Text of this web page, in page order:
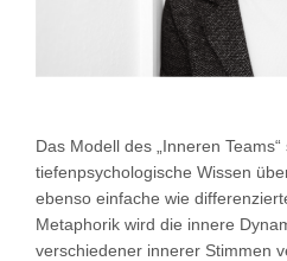
Das Modell des „Inneren
tiefenpsychologische Wissen
ebenso einfache wie
Metaphorik wird die innere
verschiedener innerer Stimmen